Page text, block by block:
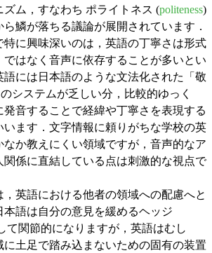
ズム，すなわち ポライトネス (politeness)
ら鱗が落ちる議論が展開されています．
に興味深いのは，英語の丁寧さは形式
ではなく音声に依存することが多いとい
語には日本語のような文法化された「敬
システムが乏しい分，比較的ゆっく
発音することで経緯や丁寧さを表現する
います．文字情報に頼りがちな学校の英
なか教えにくい領域ですが，音声的なア
関係に直結している点は刺激的な視点で
英語における他者の領域への配慮へと
本語は自分の意見を緩めるヘッジ
て関節的になりますが，英語はむし
に土足で踏み込まないための固有の装置